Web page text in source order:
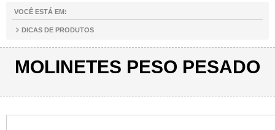
VOCÊ ESTÁ EM:
DICAS DE PRODUTOS
MOLINETES PESO PESADO